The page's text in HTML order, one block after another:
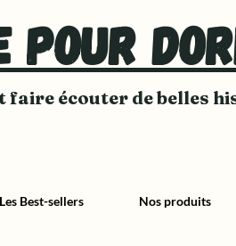
pour
écouter de belles
Les Best-sellers Nos produits